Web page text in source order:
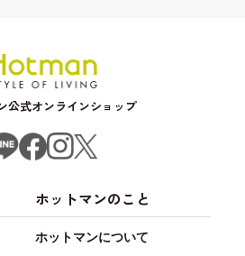
公式オンラインショップ
ホットマンのこと
ホットマンについて